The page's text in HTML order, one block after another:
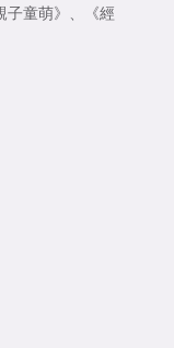
子童萌》 、
《經